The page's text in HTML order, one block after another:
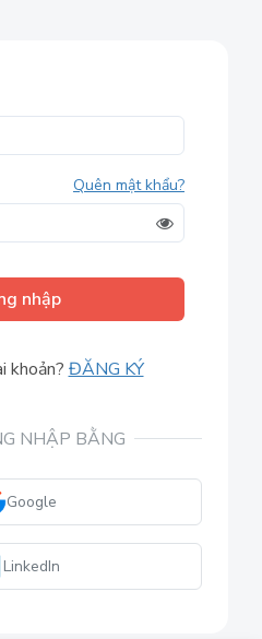
Quên mật khẩu?
nhập
khoản? ĐĂNG KÝ
NHẬP BẰNG
Google
LinkedIn